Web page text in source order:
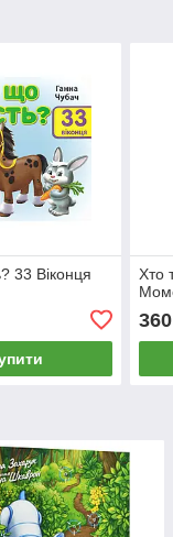
33 Віконця
Хто
360